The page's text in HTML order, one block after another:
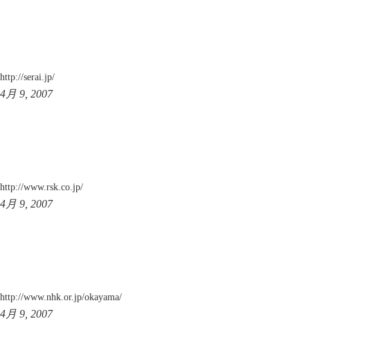
http://serai.jp/
4月 9, 2007
http://www.rsk.co.jp/
4月 9, 2007
http://www.nhk.or.jp/okayama/
4月 9, 2007